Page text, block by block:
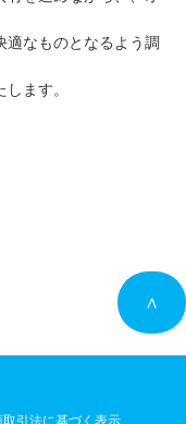
適なものとなるよう調
ます。
∧
取引法に基づく表示